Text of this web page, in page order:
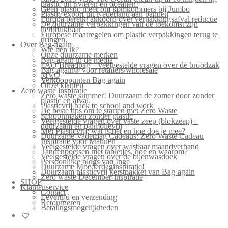
plastic uit rivieren en oceanen!
Geen plastic meer om komkommers bij Jumbo
Plastic export uit Nederland aan banden
Europa bereikt akkoord over verpakkingsafval reductie
De duurzame verpakkingen van de toekomst zijn
herbruikbaar
Europese maatregelen om plastic verpakkingen terug te
dringen.
Over Bag-again
Wie ben ik?
Onze duurzame merken
Bag-again in de media
FAQ Breadbag – veelgestelde vragen over de broodzak
Bag-again® voor retailers/wholesale
MVO
Verkooppunten Bag-again
Onze klanten
Zero waste inspiratie
Zero waste summer! Duurzaam de zomer door zonder
plastic en afval.
Plasticvrij back to school and work
De beste tips om te starten met Zero Waste
Schoonmaken zonder plastic
Veelgestelde vragen over vaste zeep (blokzeep) –
duurzaam en palmolievrij
Mei Plasticvrij: wat is het en hoe doe je mee?
Duurzame Vaderdag Cadeaus: Zero Waste Cadeau
Inspiratie voor Mannen
Veelgestelde vragen over wasbaar maandverband
Tandenpoetsen met tabletjes, hoe en waarom?
Veelgestelde vragen over de bijenwasdoek
Persoonlijke blogs van Inge
Duurzame Moederdaginspiratie!
Duurzaam plasticvrij kerstpakket van Bag-again
Zero waste December-inspiratie
SHOP
Klantenservice
Contact
Levertijd en verzending
Retourneren
Betalingsmogelijkheden